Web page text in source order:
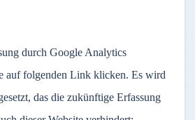
durch Google Analytics
auf folgenden Link klicken. Es wird
das die zukünftige Erfassung